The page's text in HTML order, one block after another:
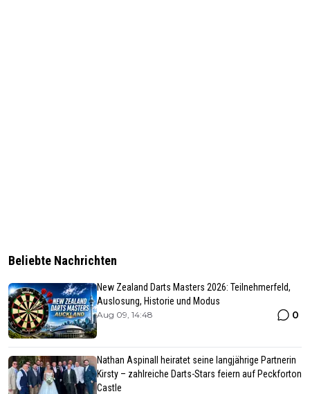
Beliebte Nachrichten
New Zealand Darts Masters 2026: Teilnehmerfeld,
Auslosung, Historie und Modus
Aug 09, 14:48 0
Nathan Aspinall heiratet seine langjährige Partnerin
Kirsty – zahlreiche Darts-Stars feiern auf Peckforton
Castle